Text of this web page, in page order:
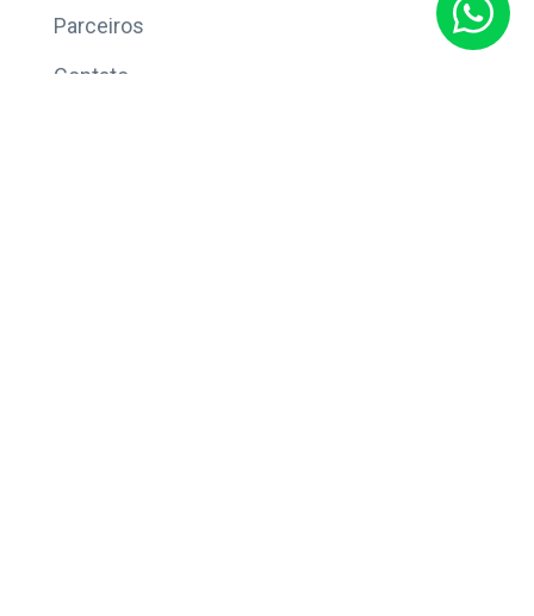
Parceiros
Contato